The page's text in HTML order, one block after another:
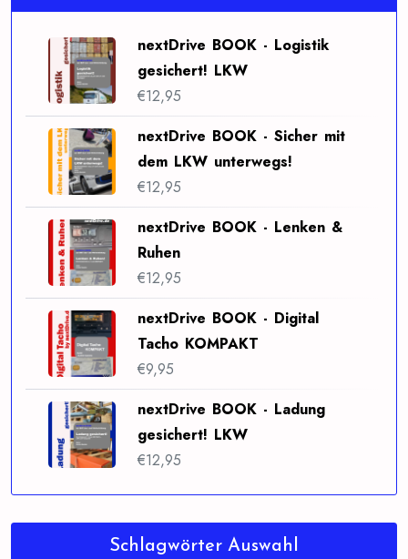
nextDrive BOOK - Logistik
gesichert! LKW
€12,95
nextDrive BOOK - Sicher mit
dem LKW unterwegs!
€12,95
nextDrive BOOK - Lenken &
Ruhen
€12,95
nextDrive BOOK - Digital
Tacho KOMPAKT
€9,95
nextDrive BOOK - Ladung
gesichert! LKW
€12,95
Schlagwörter Auswahl